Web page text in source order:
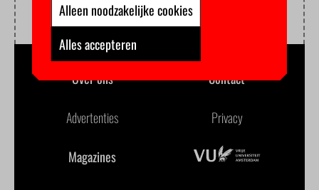
Over ons Contact
Advertenties Privacy
Magazines
Alleen noodzakelijke cookies
Alles accepteren